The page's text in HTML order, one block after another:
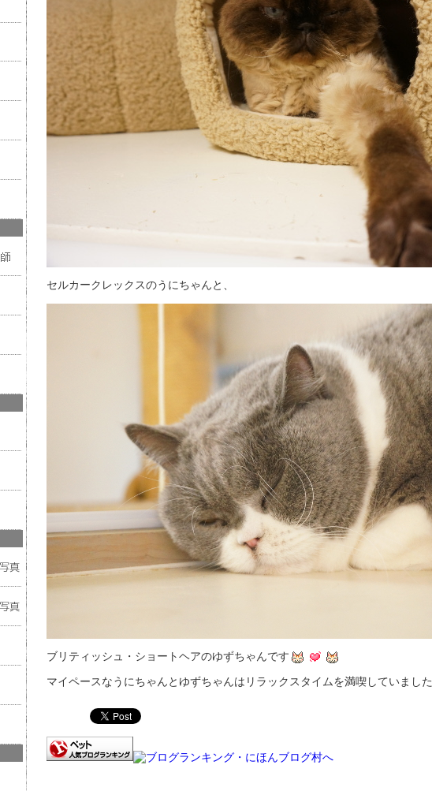
セルカークレックスのうにちゃんと、
ブリティッシュ・ショートヘアのゆずちゃんです
マイペースなうにちゃんとゆずちゃんはリラックスタイムを満喫していました